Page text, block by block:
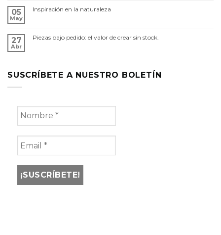
05
May
Inspiración en la naturaleza
27
Abr
Piezas bajo pedido: el valor de crear sin stock.
SUSCRÍBETE A NUESTRO BOLETÍN